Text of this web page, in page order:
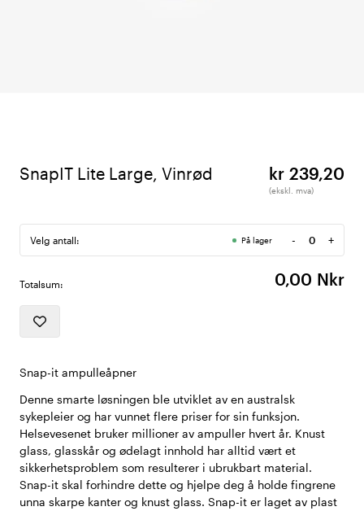
SnapIT Lite Large, Vinrød kr 239,20
(ekskl. mva)
Velg antall: På lager -
Antall
+
Totalsum: 0,00 Nkr
Snap-it ampulleåpner
Denne smarte løsningen ble utviklet av en australsk
sykepleier og har vunnet flere priser for sin funksjon.
Helsevesenet bruker millioner av ampuller hvert år. Knust
glass, glasskår og ødelagt innhold har alltid vært et
sikkerhetsproblem som resulterer i ubrukbart material.
Snap-it skal forhindre dette og hjelpe deg å holde fingrene
unna skarpe kanter og knust glass. Snap-it er laget av plast